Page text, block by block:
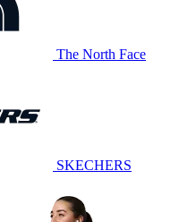
The North Face
SKECHERS